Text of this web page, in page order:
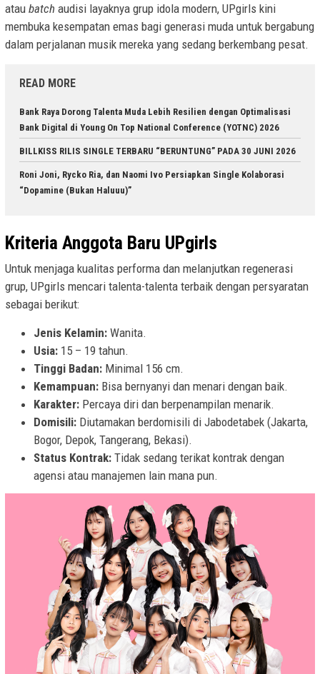
atau batch audisi layaknya grup idola modern, UPgirls kini
membuka kesempatan emas bagi generasi muda untuk bergabung
dalam perjalanan musik mereka yang sedang berkembang pesat.
READ MORE
Bank Raya Dorong Talenta Muda Lebih Resilien dengan Optimalisasi
Bank Digital di Young On Top National Conference (YOTNC) 2026
BILLKISS RILIS SINGLE TERBARU “BERUNTUNG” PADA 30 JUNI 2026
Roni Joni, Rycko Ria, dan Naomi Ivo Persiapkan Single Kolaborasi
“Dopamine (Bukan Haluuu)”
Kriteria Anggota Baru UPgirls
Untuk menjaga kualitas performa dan melanjutkan regenerasi
grup, UPgirls mencari talenta-talenta terbaik dengan persyaratan
sebagai berikut:
Jenis Kelamin: Wanita.
Usia: 15 – 19 tahun.
Tinggi Badan: Minimal 156 cm.
Kemampuan: Bisa bernyanyi dan menari dengan baik.
Karakter: Percaya diri dan berpenampilan menarik.
Domisili: Diutamakan berdomisili di Jabodetabek (Jakarta,
Bogor, Depok, Tangerang, Bekasi).
Status Kontrak: Tidak sedang terikat kontrak dengan
agensi atau manajemen lain mana pun.